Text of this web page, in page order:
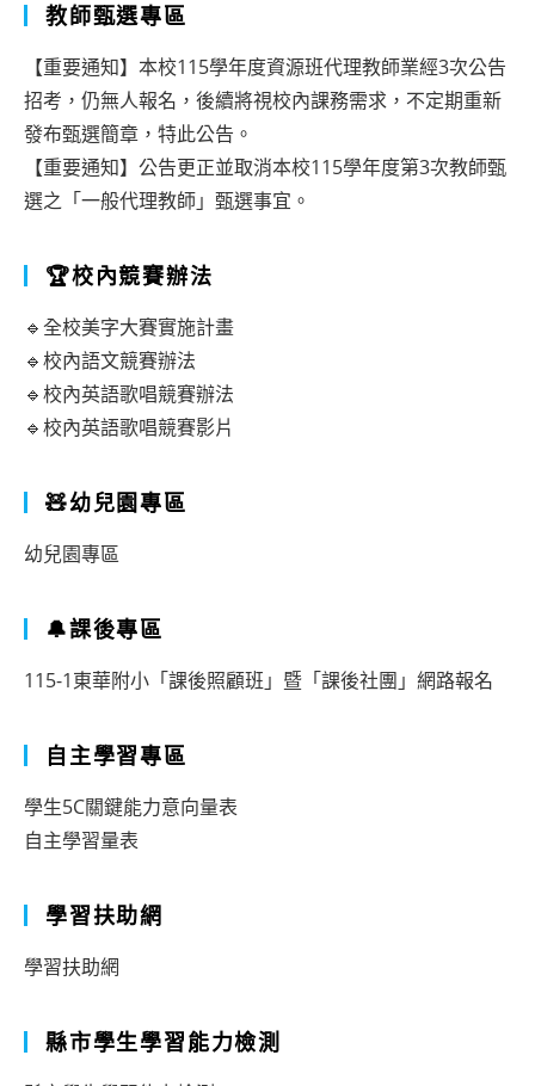
教師甄選專區
【重要通知】本校115學年度資源班代理教師業經3次公告
招考，仍無人報名，後續將視校內課務需求，不定期重新
發布甄選簡章，特此公告。
【重要通知】公告更正並取消本校115學年度第3次教師甄
選之「一般代理教師」甄選事宜。
🏆校內競賽辦法
🔹全校美字大賽實施計畫
🔹校內語文競賽辦法
🔹校內英語歌唱競賽辦法
🔹校內英語歌唱競賽影片
🧸幼兒園專區
幼兒園專區
🔔課後專區
115-1東華附小「課後照顧班」暨「課後社團」網路報名
自主學習專區
學生5C關鍵能力意向量表
自主學習量表
學習扶助網
學習扶助網
縣市學生學習能力檢測